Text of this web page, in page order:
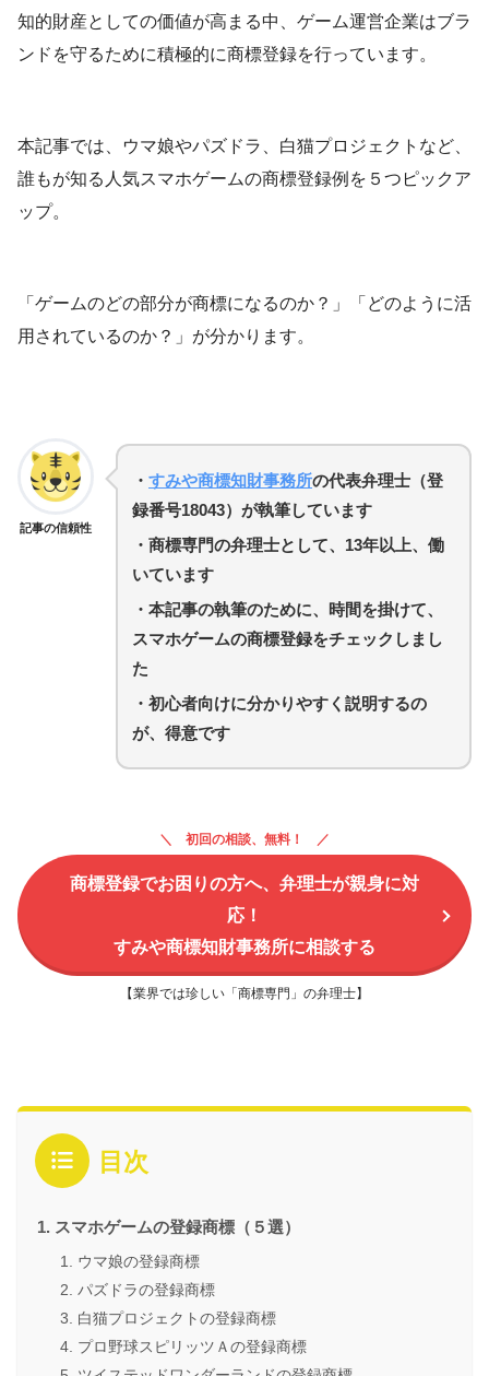
知的財産としての価値が高まる中、ゲーム運営企業はブラ
ンドを守るために積極的に商標登録を行っています。
本記事では、ウマ娘やパズドラ、白猫プロジェクトなど、
誰もが知る人気スマホゲームの商標登録例を５つピックア
ップ。
「ゲームのどの部分が商標になるのか？」「どのように活
用されているのか？」が分かります。
記事の信頼性
・ すみや商標知財事務所の代表弁理士（登
録番号18043）が執筆しています
・商標専門の弁理士として、13年以上、働
いています
・ 本記事の執筆のために、時間を掛けて、
スマホゲームの商標登録をチェックしまし
た
・初心者向けに分かりやすく説明するの
が、得意です
初回の相談、無料！
商標登録でお困りの方へ、弁理士が親身に対
応！
すみや商標知財事務所に相談する
【業界では珍しい「商標専門」の弁理士】
目次
スマホゲームの登録商標（５選）
ウマ娘の登録商標
パズドラの登録商標
白猫プロジェクトの登録商標
プロ野球スピリッツＡの登録商標